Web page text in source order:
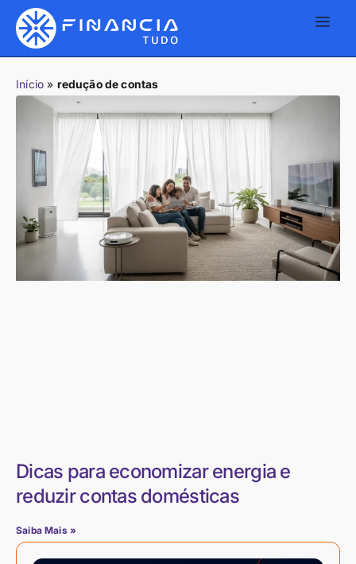
Início » redução de contas
Dicas para economizar energia e
reduzir contas domésticas
Saiba Mais »